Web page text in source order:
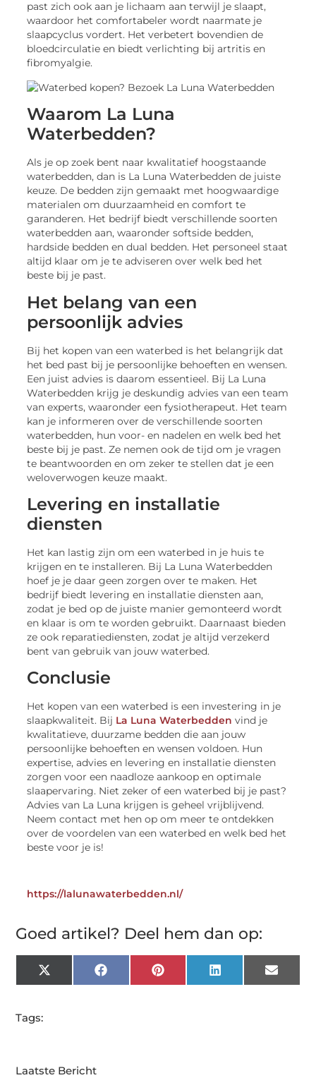
past zich ook aan je lichaam aan terwijl je slaapt,
waardoor het comfortabeler wordt naarmate je
slaapcyclus vordert. Het verbetert bovendien de
bloedcirculatie en biedt verlichting bij artritis en
fibromyalgie.
Waarom La Luna
Waterbedden?
Als je op zoek bent naar kwalitatief hoogstaande
waterbedden, dan is La Luna Waterbedden de juiste
keuze. De bedden zijn gemaakt met hoogwaardige
materialen om duurzaamheid en comfort te
garanderen. Het bedrijf biedt verschillende soorten
waterbedden aan, waaronder softside bedden,
hardside bedden en dual bedden. Het personeel staat
altijd klaar om je te adviseren over welk bed het
beste bij je past.
Het belang van een
persoonlijk advies
Bij het kopen van een waterbed is het belangrijk dat
het bed past bij je persoonlijke behoeften en wensen.
Een juist advies is daarom essentieel. Bij La Luna
Waterbedden krijg je deskundig advies van een team
van experts, waaronder een fysiotherapeut. Het team
kan je informeren over de verschillende soorten
waterbedden, hun voor- en nadelen en welk bed het
beste bij je past. Ze nemen ook de tijd om je vragen
te beantwoorden en om zeker te stellen dat je een
weloverwogen keuze maakt.
Levering en installatie
diensten
Het kan lastig zijn om een waterbed in je huis te
krijgen en te installeren. Bij La Luna Waterbedden
hoef je je daar geen zorgen over te maken. Het
bedrijf biedt levering en installatie diensten aan,
zodat je bed op de juiste manier gemonteerd wordt
en klaar is om te worden gebruikt. Daarnaast bieden
ze ook reparatiediensten, zodat je altijd verzekerd
bent van gebruik van jouw waterbed.
Conclusie
Het kopen van een waterbed is een investering in je
slaapkwaliteit. Bij La Luna Waterbedden vind je
kwalitatieve, duurzame bedden die aan jouw
persoonlijke behoeften en wensen voldoen. Hun
expertise, advies en levering en installatie diensten
zorgen voor een naadloze aankoop en optimale
slaapervaring. Niet zeker of een waterbed bij je past?
Advies van La Luna krijgen is geheel vrijblijvend.
Neem contact met hen op om meer te ontdekken
over de voordelen van een waterbed en welk bed het
beste voor je is!
https://lalunawaterbedden.nl/
Goed artikel? Deel hem dan op:
X
(Twitter)
FacebookPinterest LinkedIn Email
Tags:
Laatste Bericht